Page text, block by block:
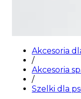
Akcesoria
/
Akcesoria
/
Szelki dla